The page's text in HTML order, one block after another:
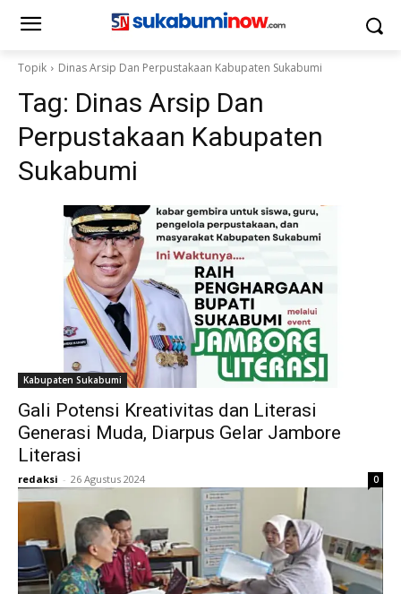
Topik Dinas Arsip Dan Perpustakaan Kabupaten Sukabumi
Tag: Dinas Arsip Dan
Perpustakaan Kabupaten
Sukabumi
Kabupaten Sukabumi
Gali Potensi Kreativitas dan Literasi
Generasi Muda, Diarpus Gelar Jambore
Literasi
redaksi - 26 Agustus 2024 0